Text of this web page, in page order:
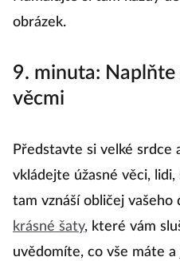
obrázek.
9. minuta: Naplňte
věcmi
Představte si velké srdce
vkládejte úžasné věci,
tam vznáší obličej vašeho
krásné šaty, které vám
uvědomíte, co vše máte